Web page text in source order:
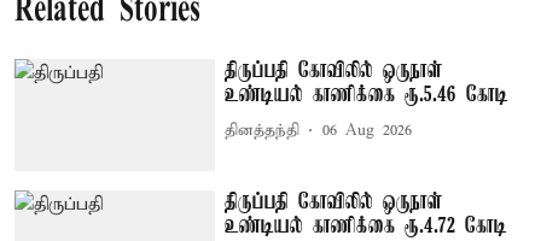
Related Stories
திருப்பதி கோவிலில் ஒருநாள்
உண்டியல் காணிக்கை ரூ.5.46 கோடி
தினத்தந்தி 06 Aug 2026
திருப்பதி கோவிலில் ஒருநாள்
உண்டியல் காணிக்கை ரூ.4.72 கோடி